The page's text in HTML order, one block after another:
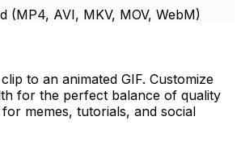
(MP4, AVI, MKV, MOV, WebM)
to an animated GIF. Customize
for the perfect balance of quality
memes, tutorials, and social